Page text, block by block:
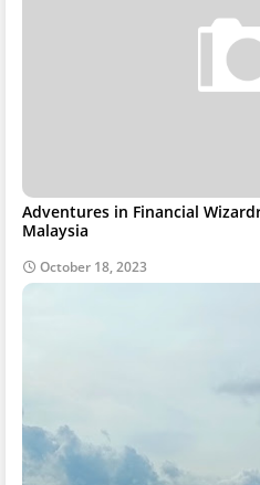
Adventures in Financial
Malaysia
October 18, 2023